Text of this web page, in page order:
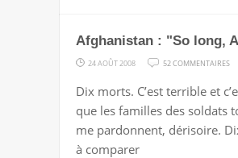
Afghanistan : "So long,
24 AOÛT 2008 52 COMMENTAIRES
Dix morts. C’est terrible et
que les familles des soldats
me pardonnent, dérisoire.
à comparer